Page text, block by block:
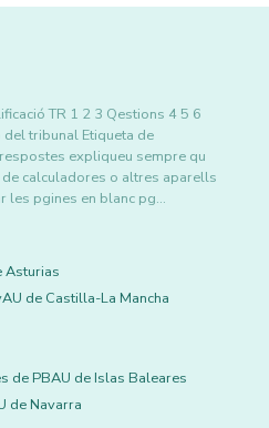
TR 1 2 3 Qestions 4 5 6
tribunal Etiqueta de
expliqueu sempre qu
calculadores o altres aparells
les pgines en blanc pg…
Asturias
de Castilla-La Mancha
de PBAU de Islas Baleares
de Navarra